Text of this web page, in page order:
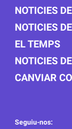
NOTICIES
NOTICIES
EL TEMPS
NOTICIES
CANVIAR
Seguiu-nos: